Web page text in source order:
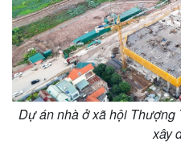
Dự án nhà ở xã hội
xây